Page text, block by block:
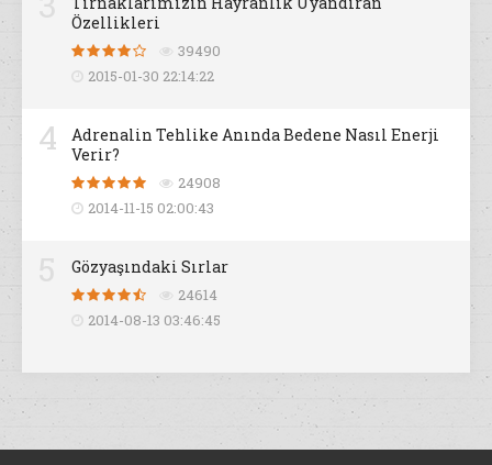
Özellikleri
39490
2015-01-30 22:14:22
4
Adrenalin Tehlike Anında Bedene Nasıl Enerji
Verir?
24908
2014-11-15 02:00:43
Gözyaşındaki Sırlar
24614
2014-08-13 03:46:45